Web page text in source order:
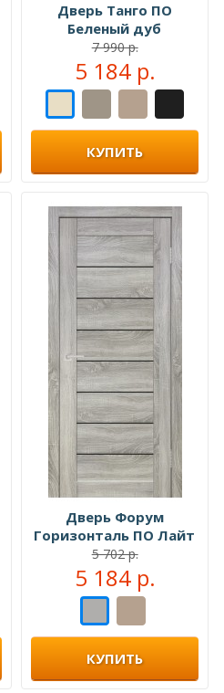
Дверь Танго ПО
Беленый дуб
7 990 р.
5 184 р.
КУПИТЬ
Дверь Форум
Горизонталь ПО Лайт
сонома
5 702 р.
5 184 р.
КУПИТЬ